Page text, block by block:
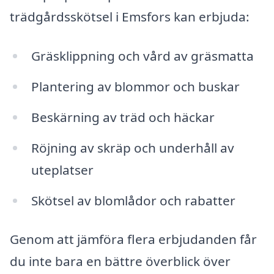
trädgårdsskötsel i Emsfors kan erbjuda:
Gräsklippning och vård av gräsmatta
Plantering av blommor och buskar
Beskärning av träd och häckar
Röjning av skräp och underhåll av
uteplatser
Skötsel av blomlådor och rabatter
Genom att jämföra flera erbjudanden får
du inte bara en bättre överblick över